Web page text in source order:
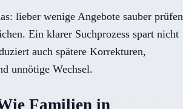
lieber wenige Angebote sauber prüfen
Ein klarer Suchprozess spart nicht
auch spätere Korrekturen,
unnötige Wechsel.
Familien in